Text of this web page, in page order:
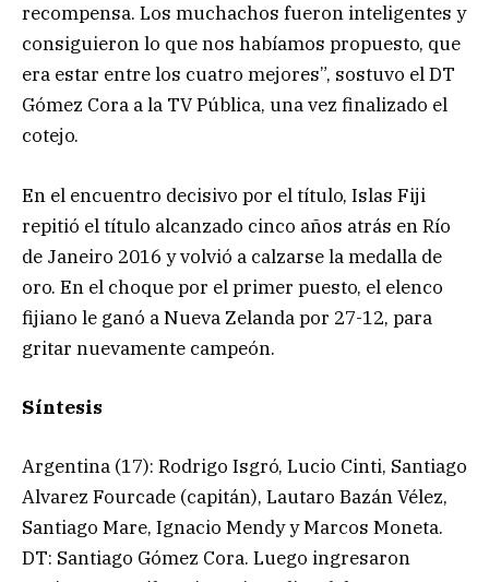
recompensa. Los muchachos fueron inteligentes y
consiguieron lo que nos habíamos propuesto, que
era estar entre los cuatro mejores”, sostuvo el DT
Gómez Cora a la TV Pública, una vez finalizado el
cotejo.
En el encuentro decisivo por el título, Islas Fiji
repitió el título alcanzado cinco años atrás en Río
de Janeiro 2016 y volvió a calzarse la medalla de
oro. En el choque por el primer puesto, el elenco
fijiano le ganó a Nueva Zelanda por 27-12, para
gritar nuevamente campeón.
Síntesis
Argentina (17): Rodrigo Isgró, Lucio Cinti, Santiago
Alvarez Fourcade (capitán), Lautaro Bazán Vélez,
Santiago Mare, Ignacio Mendy y Marcos Moneta.
DT: Santiago Gómez Cora. Luego ingresaron